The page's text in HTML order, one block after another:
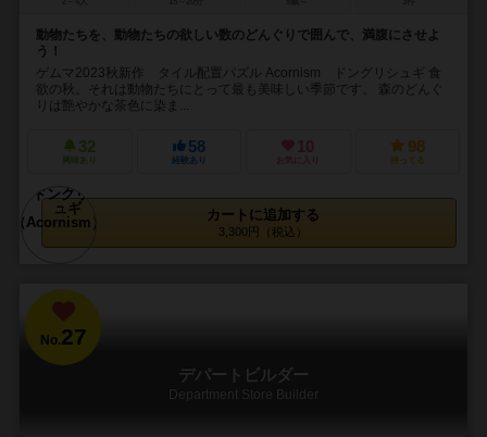
動物たちを、動物たちの欲しい数のどんぐりで囲んで、満腹にさせよ
う！
ゲムマ2023秋新作 タイル配置パズル Acornism ドングリシュギ 食
欲の秋。それは動物たちにとって最も美味しい季節です。 森のどんぐ
りは艶やかな茶色に染ま...
32
興味あり
58
経験あり
10
お気に入り
98
持ってる
カートに追加する
3,300円（税込）
No.27
デパートビルダー
Department Store Builder